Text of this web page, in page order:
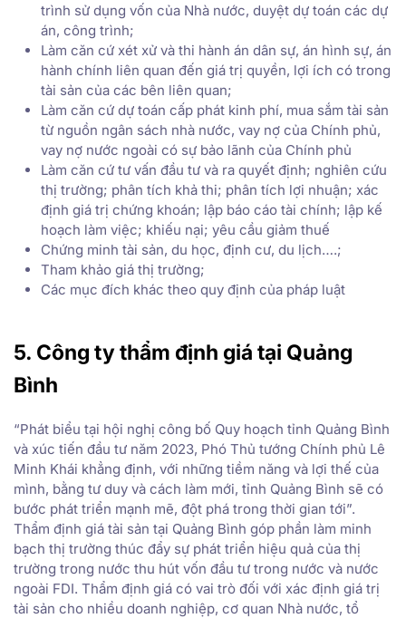
trình sử dụng vốn của Nhà nước, duyệt dự toán các dự
án, công trình;
Làm căn cứ xét xử và thi hành án dân sự, án hình sự, án
hành chính liên quan đến giá trị quyền, lợi ích có trong
tài sản của các bên liên quan;
Làm căn cứ dự toán cấp phát kinh phí, mua sắm tài sản
từ nguồn ngân sách nhà nước, vay nợ của Chính phủ,
vay nợ nước ngoài có sự bảo lãnh của Chính phủ
Làm căn cứ tư vấn đầu tư và ra quyết định; nghiên cứu
thị trường; phân tích khả thi; phân tích lợi nhuận; xác
định giá trị chứng khoán; lập báo cáo tài chính; lập kế
hoạch làm việc; khiếu nại; yêu cầu giảm thuế
Chứng minh tài sản, du học, định cư, du lịch….;
Tham khảo giá thị trường;
Các mục đích khác theo quy định của pháp luật
5. Công ty thẩm định giá tại Quảng
Bình
“Phát biểu tại hội nghị công bố Quy hoạch tỉnh Quảng Bình
và xúc tiến đầu tư năm 2023, Phó Thủ tướng Chính phủ Lê
Minh Khái khẳng định, với những tiềm năng và lợi thế của
mình, bằng tư duy và cách làm mới, tỉnh Quảng Bình sẽ có
bước phát triển mạnh mẽ, đột phá trong thời gian tới”.
Thẩm định giá tài sản tại Quảng Bình góp phần làm minh
bạch thị trường thúc đẩy sự phát triển hiệu quả của thị
trường trong nước thu hút vốn đầu tư trong nước và nước
ngoài FDI. Thẩm định giá có vai trò đối với xác định giá trị
tài sản cho nhiều doanh nghiệp, cơ quan Nhà nước, tổ